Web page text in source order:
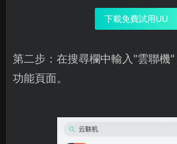
下載免費試用UU
第二步：在搜尋欄中輸入"雲聯機
功能頁面。